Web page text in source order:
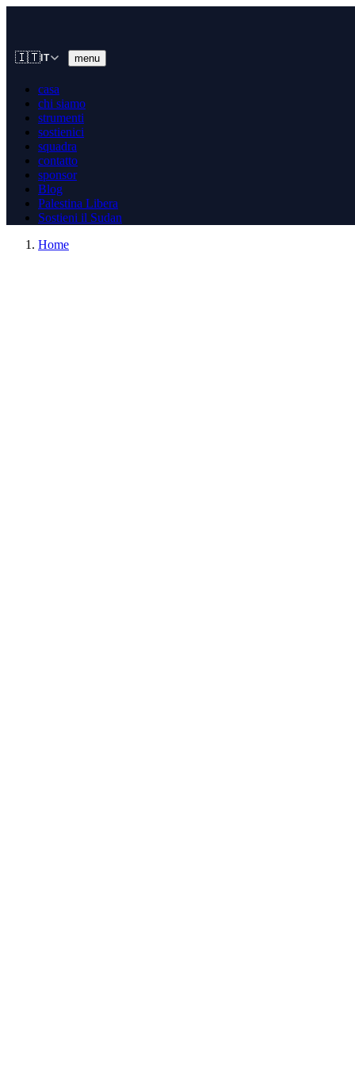
🇮🇹 IT menu
casa
chi siamo
strumenti
sostienici
squadra
contatto
sponsor
Blog
Palestina Libera
Sostieni il Sudan
Home